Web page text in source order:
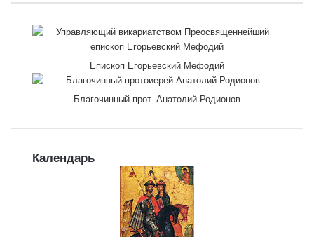
Епископ Егорьевский Мефодий
Благочинный прот. Анатолий Родионов
Календарь